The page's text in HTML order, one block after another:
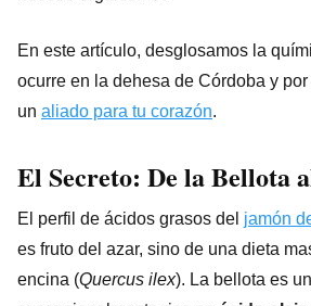
En este artículo, desglosamos la
ocurre en la dehesa de Córdoba y
un aliado para tu corazón.
El Secreto: De la Bellota
El perfil de ácidos grasos del jamón
es fruto del azar, sino de una dieta
encina (Quercus ilex). La bellota es